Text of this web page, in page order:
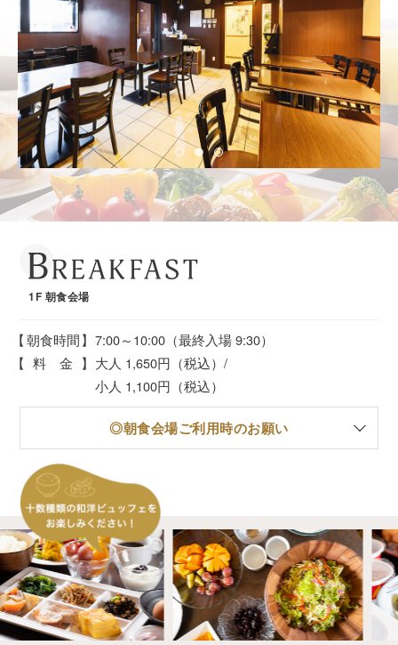
1F 朝食会場
朝食時間
7:00～10:00（最終入場 9:30）
料 金
大人 1,650円（税込）/
小人 1,100円（税込）
◎朝食会場ご利用時のお願い